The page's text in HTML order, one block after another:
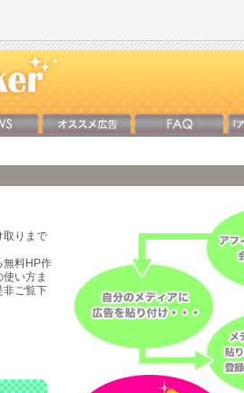
取りまで
無料HP作
い方ま
非ご覧下